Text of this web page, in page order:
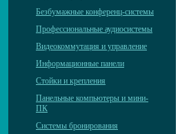
Безбумажные конференц-системы
Профессиональные аудиосистемы
Видеокоммутация и управление
Информационные панели
Стойки и крепления
Панельные компьютеры и мини-
ПК
Системы бронирования